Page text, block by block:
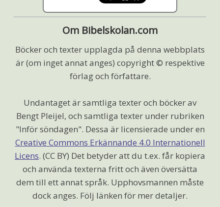
Om Bibelskolan.com
Böcker och texter upplagda på denna webbplats
är (om inget annat anges) copyright © respektive
förlag och författare.
Undantaget är samtliga texter och böcker av
Bengt Pleijel, och samtliga texter under rubriken
"Inför söndagen". Dessa är licensierade under en
Creative Commons Erkännande 4.0 Internationell
Licens. (CC BY) Det betyder att du t.ex. får kopiera
och använda texterna fritt och även översätta
dem till ett annat språk. Upphovsmannen måste
dock anges. Följ länken för mer detaljer.